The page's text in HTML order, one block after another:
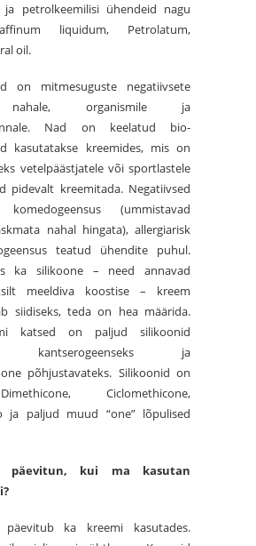
ja petrolkeemilisi ühendeid nagu
liquidum, Petrolatum,
oil.
on mitmesuguste negatiivsete
nahale, organismile ja
Nad on keelatud bio-
kasutatakse kreemides, mis on
vetelpäästjatele või sportlastele
pidevalt kreemitada. Negatiivsed
(ummistavad
nahal hingata), allergiarisk
teatud ühendite puhul.
ka silikoone – need annavad
meeldiva koostise – kreem
siidiseks, teda on hea määrida.
katsed on paljud silikoonid
kantserogeenseks ja
põhjustavateks. Silikoonid on
Ciclomethicone,
ja paljud muud “one” lõpulised
päevitun, kui ma kasutan
päevitub ka kreemi kasutades.